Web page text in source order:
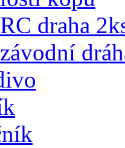
draha